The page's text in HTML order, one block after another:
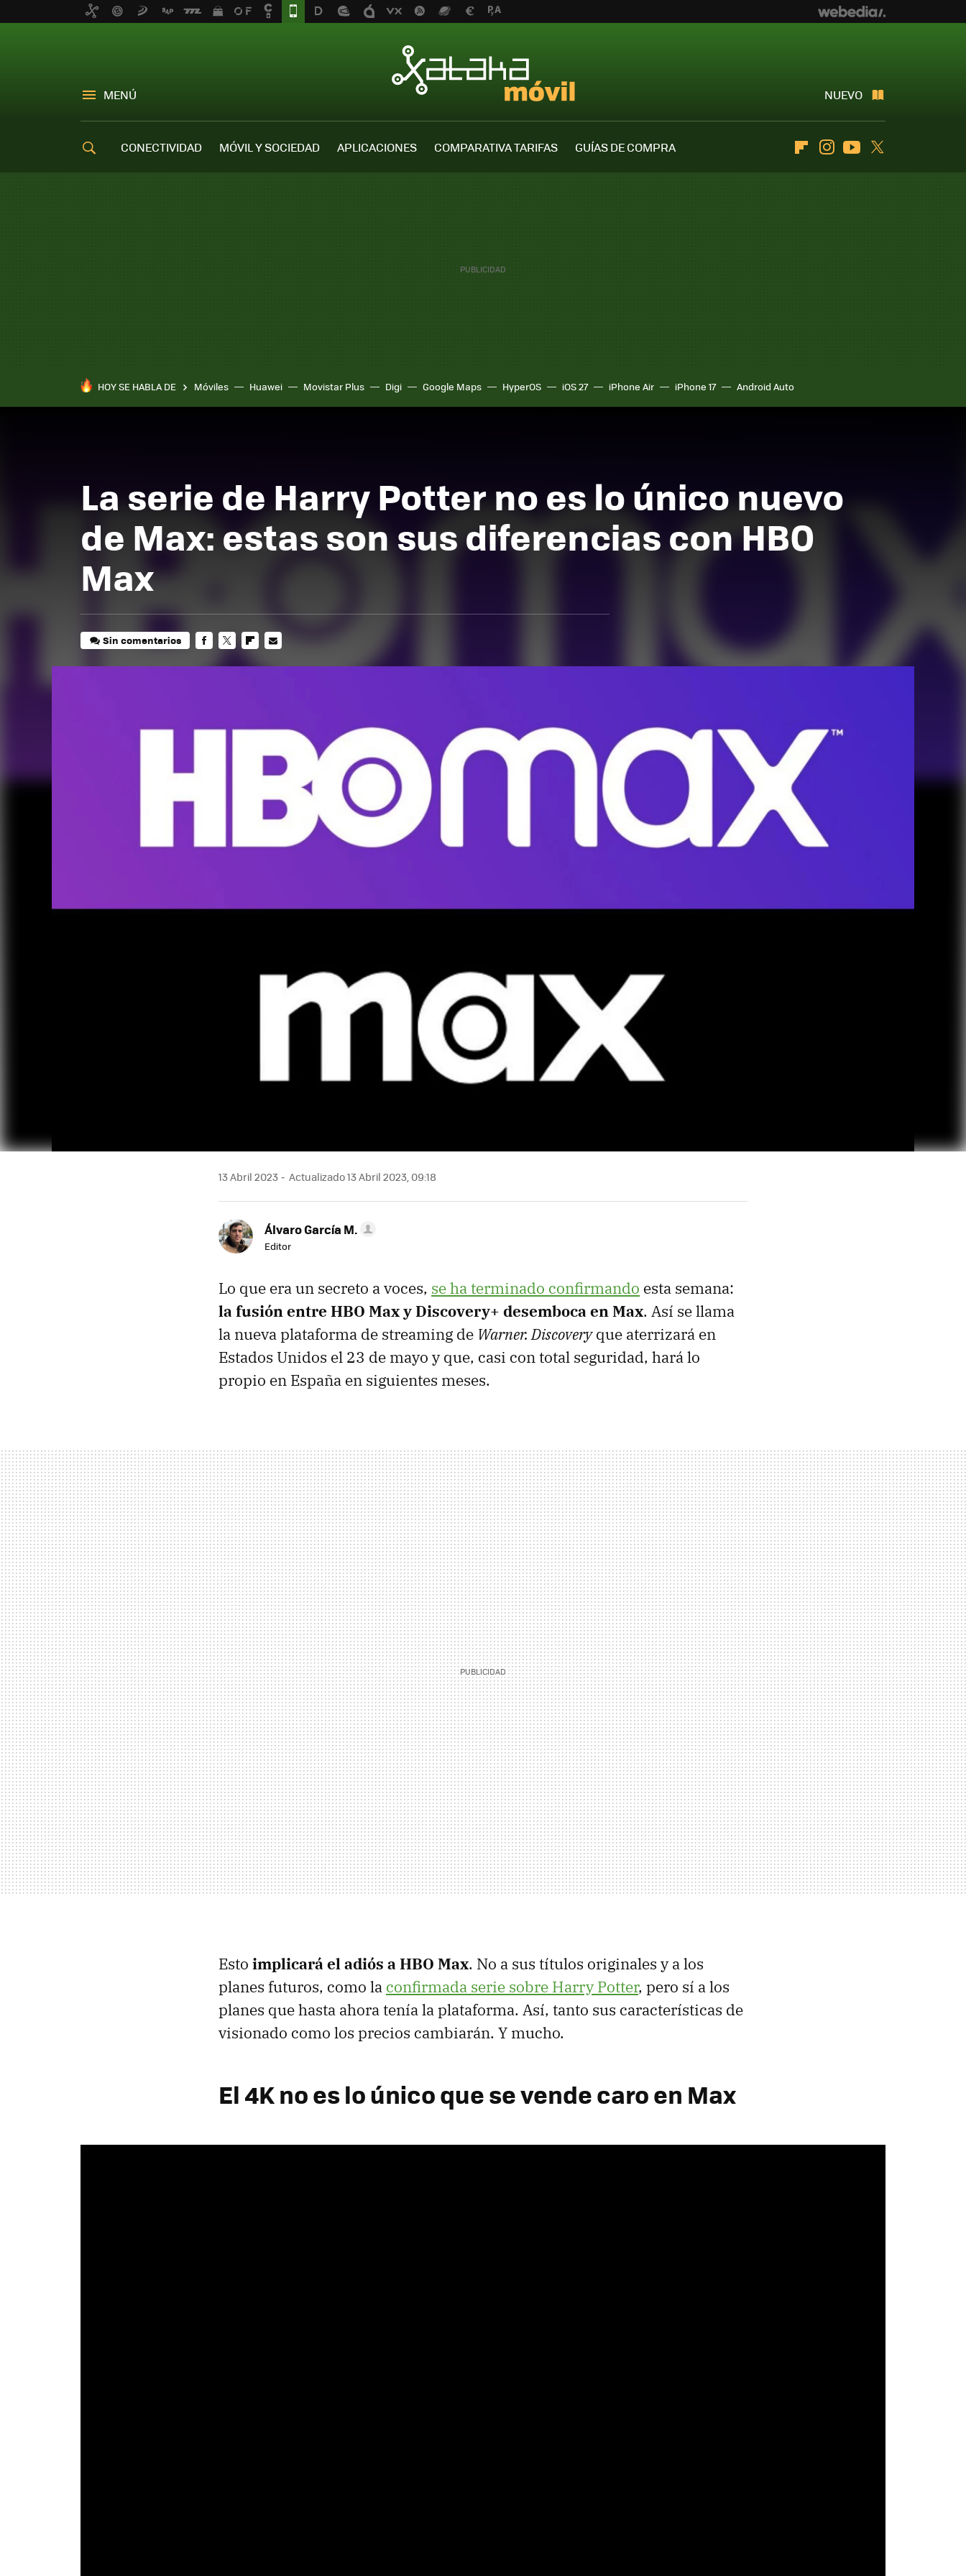
MENÚ NUEVO
CONECTIVIDAD MÓVIL Y SOCIEDAD APLICACIONES COMPARATIVA TARIFAS
GUÍAS DE COMPRA
FlipboardInstagramYoutube
HOY SE HABLA DE Móviles Huawei Movistar Plus Digi Google Maps HyperOS iOS 27 iPhone Air iPhone 17 Android Auto
La serie de Harry Potter no es lo único nuevo
de Max: estas son sus diferencias con HBO
Max
Sin comentarios
13 Abril 2023 Actualizado 13 Abril 2023, 09:18
Álvaro García M.
Editor
Lo que era un secreto a voces, se ha terminado confirmando esta semana:
la fusión entre HBO Max y Discovery+ desemboca en Max. Así se llama
la nueva plataforma de streaming de Warner. Discoveryque aterrizará en
Estados Unidos el 23 de mayo y que, casi con total seguridad, hará lo
propio en España en siguientes meses.
Esto implicará el adiós a HBO Max. No a sus títulos originales y a los
planes futuros, como la confirmada serie sobre Harry Potter, pero sí a los
planes que hasta ahora tenía la plataforma. Así, tanto sus características de
visionado como los precios cambiarán. Y mucho.
El 4K no es lo único que se vende caro en Max